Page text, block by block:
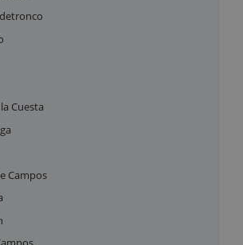
Cuesta
Campos